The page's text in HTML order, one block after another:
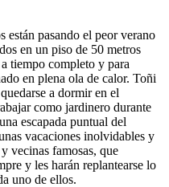
están pasando el peor verano
en un piso de 50 metros
tiempo completo y para
en plena ola de calor. Toñi
a dormir en el
como jardinero durante
escapada puntual del
vacaciones inolvidables y
vecinas famosas, que
y les harán replantearse lo
uno de ellos.